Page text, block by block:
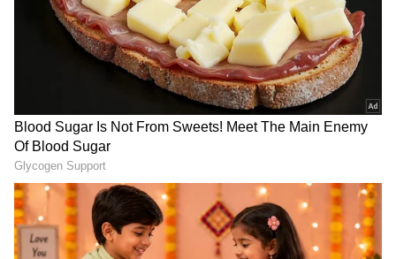
ಇಡ್ಲಿ ದೋಸೆ ಒಂದೇ ಹಿಟ್ಟಿನಿಂದ ತಯಾರಿಸಿದರೂ
ಆರೋಗ್ಯಕ್ಕೆ ಯಾವುದು ಹೆಚ್ಚು ಒಳ್ಳೆಯದು?
Image Credit :Asianet News